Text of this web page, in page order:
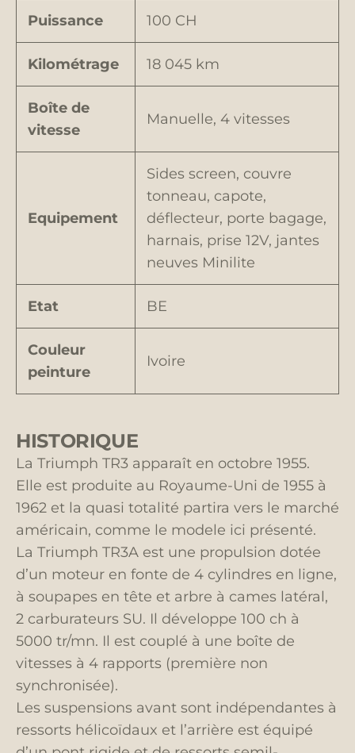
Puissance 100 CH
Kilométrage 18 045 km
Boîte de
vitesse
Manuelle, 4 vitesses
Equipement
Sides screen, couvre
tonneau, capote,
déflecteur, porte bagage,
harnais, prise 12V, jantes
neuves Minilite
Etat BE
Couleur
peinture
Ivoire
HISTORIQUE
La Triumph TR3 apparaît en octobre 1955.
Elle est produite au Royaume-Uni de 1955 à
1962 et la quasi totalité partira vers le marché
américain, comme le modele ici présenté.
La Triumph TR3A est une propulsion dotée
d’un moteur en fonte de 4 cylindres en ligne,
à soupapes en tête et arbre à cames latéral,
2 carburateurs SU. Il développe 100 ch à
5000 tr/mn. Il est couplé à une boîte de
vitesses à 4 rapports (première non
synchronisée).
Les suspensions avant sont indépendantes à
ressorts hélicoïdaux et l’arrière est équipé